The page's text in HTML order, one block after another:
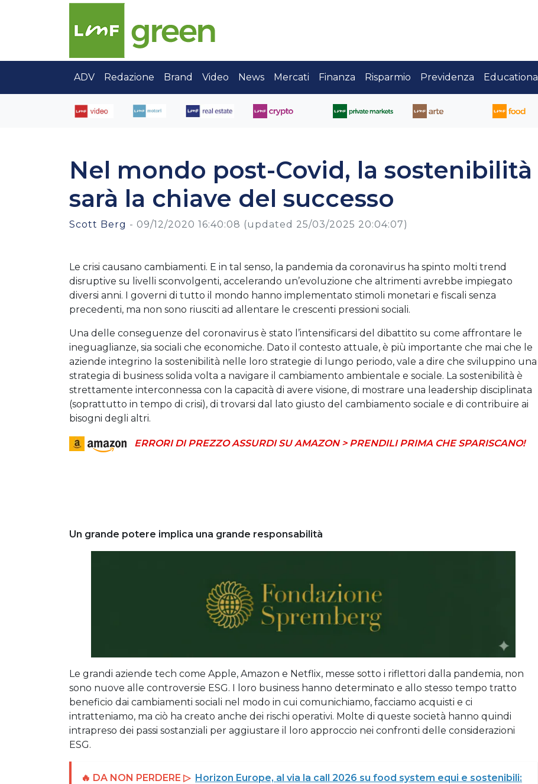
ADV Redazione Brand Video News Mercati Finanza Risparmio Previdenza Educational
Nel mondo post-Covid, la sostenibilità
sarà la chiave del successo
Scott Berg - 09/12/2020 16:40:08 (updated 25/03/2025 20:04:07)
Le crisi causano cambiamenti. E in tal senso, la pandemia da coronavirus ha spinto molti trend
disruptive su livelli sconvolgenti, accelerando un’evoluzione che altrimenti avrebbe impiegato
diversi anni. I governi di tutto il mondo hanno implementato stimoli monetari e fiscali senza
precedenti, ma non sono riusciti ad allentare le crescenti pressioni sociali.
Una delle conseguenze del coronavirus è stato l’intensificarsi del dibattito su come affrontare le
ineguaglianze, sia sociali che economiche. Dato il contesto attuale, è più importante che mai che le
aziende integrino la sostenibilità nelle loro strategie di lungo periodo, vale a dire che sviluppino una
strategia di business solida volta a navigare il cambiamento ambientale e sociale. La sostenibilità è
strettamente interconnessa con la capacità di avere visione, di mostrare una leadership disciplinata
(soprattutto in tempo di crisi), di trovarsi dal lato giusto del cambiamento sociale e di contribuire ai
bisogni degli altri.
ERRORI DI PREZZO ASSURDI SU AMAZON > PRENDILI PRIMA CHE SPARISCANO!
Un grande potere implica una grande responsabilità
Le grandi aziende tech come Apple, Amazon e Netflix, messe sotto i riflettori dalla pandemia, non
sono nuove alle controversie ESG. I loro business hanno determinato e allo stesso tempo tratto
beneficio dai cambiamenti sociali nel modo in cui comunichiamo, facciamo acquisti e ci
intratteniamo, ma ciò ha creato anche dei rischi operativi. Molte di queste società hanno quindi
intrapreso dei passi sostanziali per aggiustare il loro approccio nei confronti delle considerazioni
ESG.
🔥 DA NON PERDERE ▷ Horizon Europe, al via la call 2026 su food system equi e sostenibili: